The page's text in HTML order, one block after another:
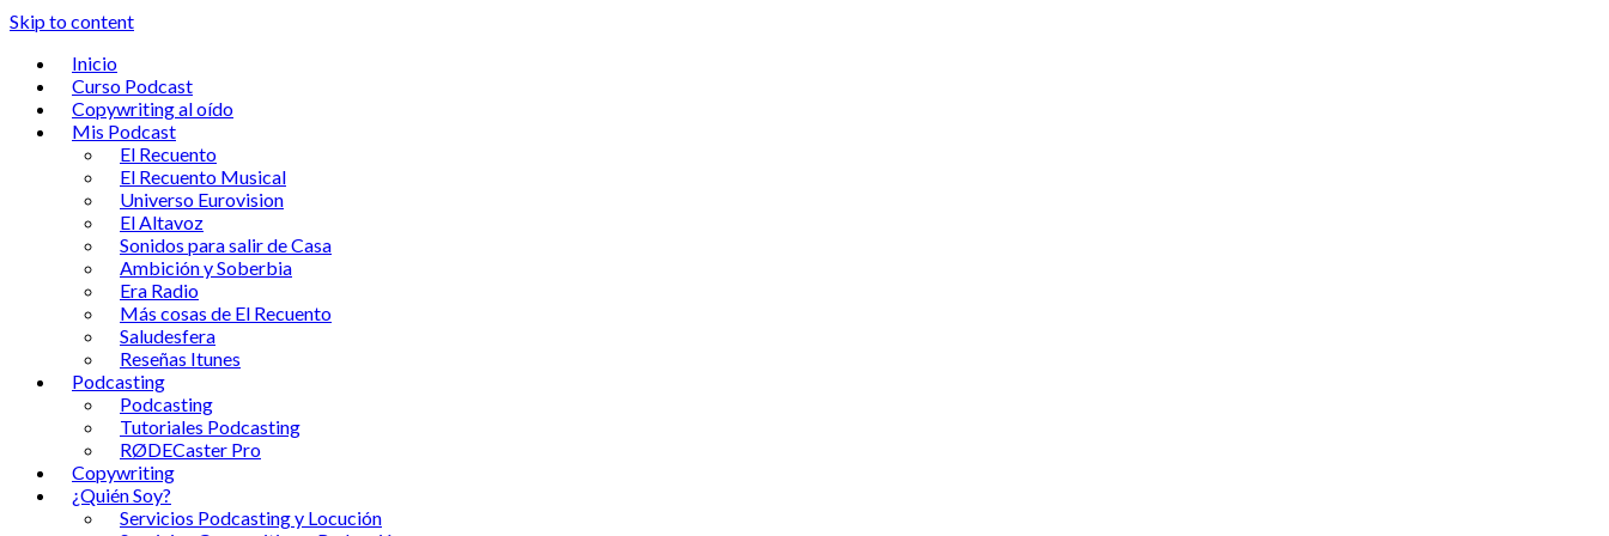
Skip to content
Inicio
Curso Podcast
Copywriting al oído
Mis Podcast
El Recuento
El Recuento Musical
Universo Eurovision
El Altavoz
Sonidos para salir de Casa
Ambición y Soberbia
Era Radio
Más cosas de El Recuento
Saludesfera
Reseñas Itunes
Podcasting
Podcasting
Tutoriales Podcasting
RØDECaster Pro
Copywriting
¿Quién Soy?
Servicios Podcasting y Locución